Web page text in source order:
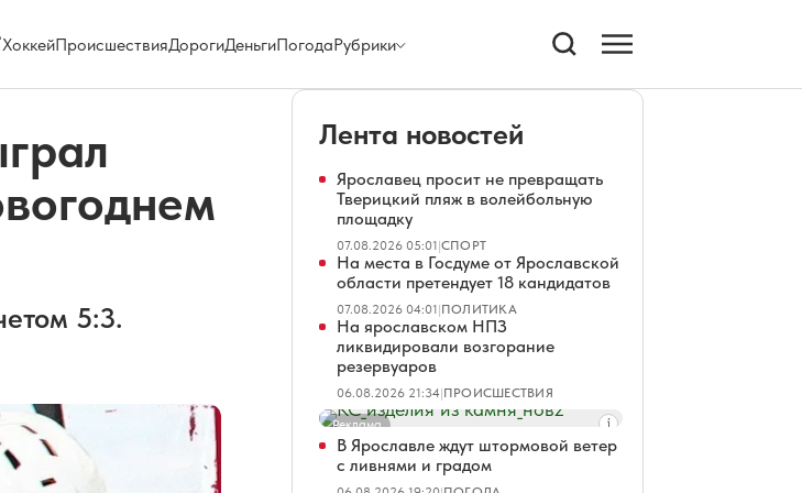
ХоккейПроисшествияДорогиДеньгиПогодаРубрики
5:3.
Лента новостей
Ярославец просит не превращать
Тверицкий пляж в волейбольную
площадку
07.08.2026 05:01|СПОРТ
На места в Госдуме от Ярославской
области претендует 18 кандидатов
07.08.2026 04:01|ПОЛИТИКА
На ярославском НПЗ
ликвидировали возгорание
резервуаров
06.08.2026 21:34|ПРОИСШЕСТВИЯ
Реклама
В Ярославле ждут штормовой ветер
с ливнями и градом